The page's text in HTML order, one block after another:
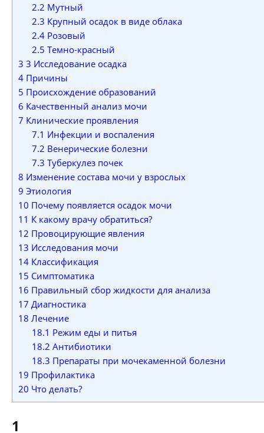
2.2 Мутный
2.3 Крупный осадок в виде облака
2.4Розовый
2.5 Темно-красный
3 3 Исследование осадка
4 Причины
5 Происхождение образований
6 Качественный анализ мочи
7 Клинические проявления
7.1 Инфекции и воспаления
7.2 Венерические болезни
7.3 Туберкулез почек
8 Изменение состава мочи у взрослых
9 Этиология
10 Почему появляется осадок мочи
11 К какому врачу обратиться?
12 Провоцирующие явления
13 Исследования мочи
14 Классификация
15 Симптоматика
16 Правильный сбор жидкости для анализа
17 Диагностика
18 Лечение
18.1 Режим еды и питья
18.2 Антибиотики
18.3 Препараты при мочекаменной болезни
19 Профилактика
20 Что делать?
1